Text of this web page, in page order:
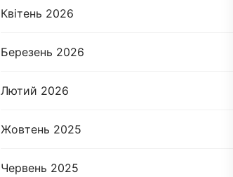
Квітень 2026
Березень 2026
Лютий 2026
Жовтень 2025
Червень 2025